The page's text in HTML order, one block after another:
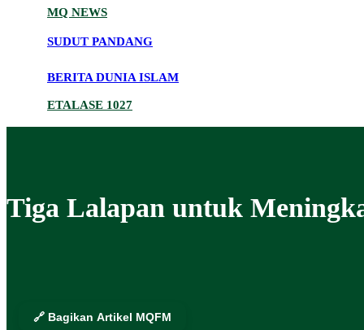
MQ NEWS
SUDUT PANDANG
BERITA DUNIA ISLAM
ETALASE 1027
Tiga Lalapan untuk
🔗 Bagikan Artikel MQFM